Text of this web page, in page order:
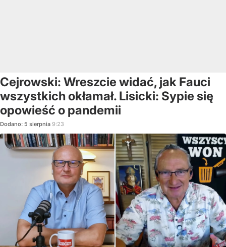
Cejrowski: Wreszcie widać, jak Fauci
wszystkich okłamał. Lisicki: Sypie się
opowieść o pandemii
Dodano: 5 sierpnia 9:23